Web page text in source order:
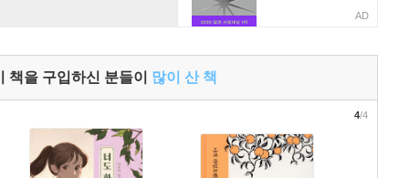
AD
책을 구입하신 분들이 많이 산 책
4/4